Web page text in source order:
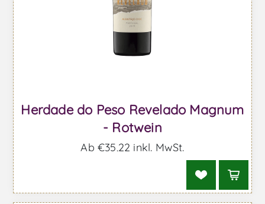
Herdade do Peso Revelado Magnum
- Rotwein
Ab €35,22 inkl. MwSt.